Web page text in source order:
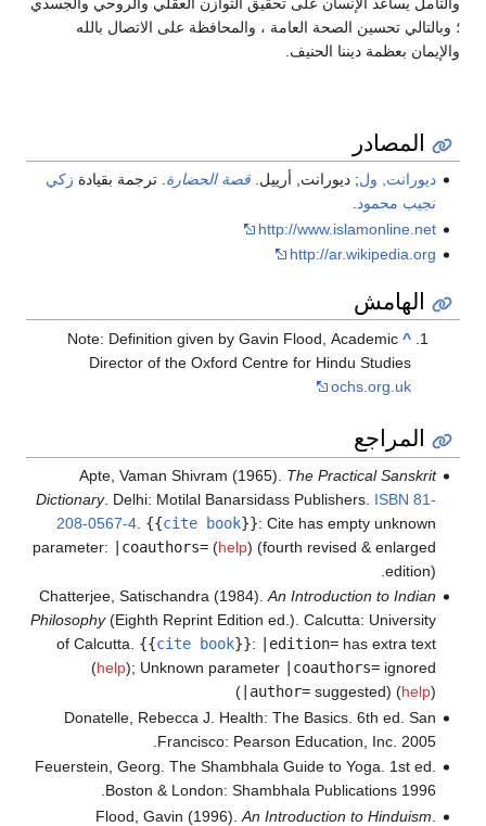
؛ وبالتالي تحسين الصحة العامة ، والمحافظة على الاتصال بالله
والإيمان بعظمة ديننا الحنيف.
المصادر
ديورانت, ول; ديورانت, أرييل.قصة الحضارة. ترجمة بقيادة زكي
نجيب محمود.
http://www.islamonline.net
http://ar.wikipedia.org
الهامش
^
Note: Definition given by Gavin Flood, Academic
Director of the Oxford Centre for Hindu Studies
ochs.org.uk
المراجع
Apte, Vaman Shivram (1965). The Practical Sanskrit
Dictionary. Delhi: Motilal Banarsidass Publishers. ISBN 81-
208-0567-4. {{cite book}}: Cite has empty unknown
parameter:
|coauthors=(help) (fourth revised & enlarged
edition).
Chatterjee, Satischandra (1984).An Introduction to Indian
Philosophy(Eighth Reprint Edition ed.). Calcutta: University
of Calcutta. {{cite book}}: |edition=has extra text
(help); Unknown parameter |coauthors=ignored
(|author=suggested) (help)
Donatelle, Rebecca J. Health: The Basics. 6th ed. San
Francisco: Pearson Education, Inc. 2005.
Feuerstein, Georg. The Shambhala Guide to Yoga. 1st ed.
Boston & London: Shambhala Publications 1996.
Flood, Gavin (1996). An Introduction to Hinduism